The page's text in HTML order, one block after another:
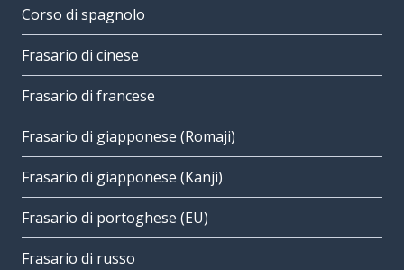
Corso di spagnolo
Frasario di cinese
Frasario di francese
Frasario di giapponese (Romaji)
Frasario di giapponese (Kanji)
Frasario di portoghese (EU)
Frasario di russo